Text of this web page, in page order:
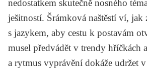
nedostatkem skutečně nosného
ješitností. Šrámková naštěstí ví, jak
s jazykem, aby cestu k postavám
musel předvádět v trendy hříčkách
a rytmus vyprávění dokáže udržet